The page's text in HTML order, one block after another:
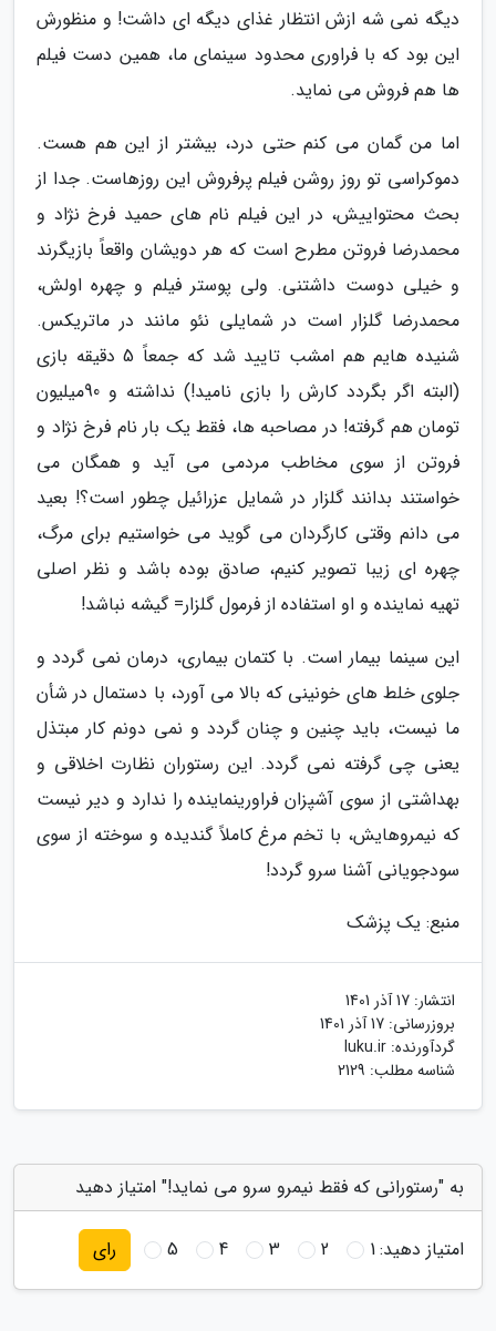
دیگه نمی شه ازش انتظار غذای دیگه ای داشت! و منظورش
این بود که با فراوری محدود سینمای ما، همین دست فیلم
ها هم فروش می نماید.
اما من گمان می کنم حتی درد، بیشتر از این هم هست.
دموکراسی تو روز روشن فیلم پرفروش این روزهاست. جدا از
بحث محتواییش، در این فیلم نام های حمید فرخ نژاد و
محمدرضا فروتن مطرح است که هر دویشان واقعاً بازیگرند
و خیلی دوست داشتنی. ولی پوستر فیلم و چهره اولش،
محمدرضا گلزار است در شمایلی نئو مانند در ماتریکس.
شنیده هایم هم امشب تایید شد که جمعاً 5 دقیقه بازی
(البته اگر بگردد کارش را بازی نامید!) نداشته و 90میلیون
تومان هم گرفته! در مصاحبه ها، فقط یک بار نام فرخ نژاد و
فروتن از سوی مخاطب مردمی می آید و همگان می
خواستند بدانند گلزار در شمایل عزرائیل چطور است؟! بعید
می دانم وقتی کارگردان می گوید می خواستیم برای مرگ،
چهره ای زیبا تصویر کنیم، صادق بوده باشد و نظر اصلی
تهیه نماینده و او استفاده از فرمول گلزار= گیشه نباشد!
این سینما بیمار است. با کتمان بیماری، درمان نمی گردد و
جلوی خلط های خونینی که بالا می آورد، با دستمال در شأن
ما نیست، باید چنین و چنان گردد و نمی دونم کار مبتذل
یعنی چی گرفته نمی گردد. این رستوران نظارت اخلاقی و
بهداشتی از سوی آشپزان فراورینماینده را ندارد و دیر نیست
که نیمروهایش، با تخم مرغ کاملاً گندیده و سوخته از سوی
سودجویانی آشنا سرو گردد!
منبع: یک پزشک
انتشار: 17 آذر 1401
بروزرسانی: 17 آذر 1401
گردآورنده: luku.ir
شناسه مطلب: 2129
به "رستورانی که فقط نیمرو سرو می نماید!" امتیاز دهید
امتیاز دهید:1
2
3
4
5 رای